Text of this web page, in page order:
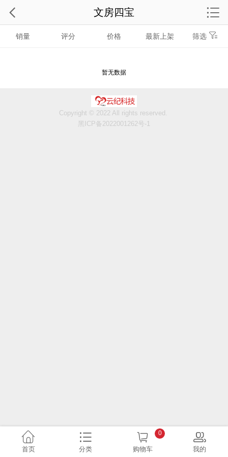
销量 评分 价格 最新上架 筛选
暂无数据
文房四宝
Copyright © 2022 All rights reserved.
黑ICP备2022001262号-1
首页 分类 购物车
0
我的